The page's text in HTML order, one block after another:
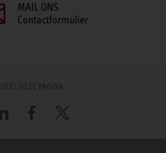
MAIL ONS
Contactformulier
DEEL DEZE PAGINA
LinkedIn FacebookX